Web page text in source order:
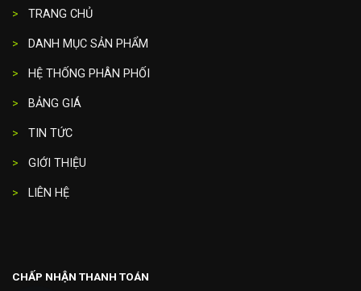
> TRANG CHỦ
> DANH MỤC SẢN PHẨM
> HỆ THỐNG PHÂN PHỐI
> BẢNG GIÁ
> TIN TỨC
> GIỚI THIỆU
> LIÊN HỆ
CHẤP NHẬN THANH TOÁN